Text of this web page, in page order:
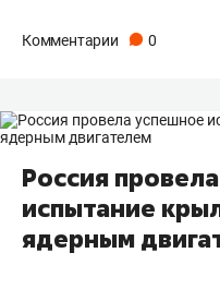
Комментарии 0
Россия
испытание
ядерным